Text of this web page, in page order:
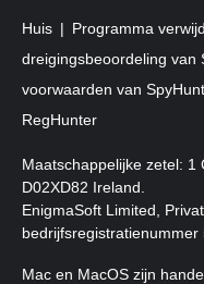
Huis Programma
dreigingsbeoordeling van
voorwaarden van
RegHunter
Maatschappelijke zetel: 1
D02XD82 Ireland.
EnigmaSoft Limited,
bedrijfsregistratienummer
Mac en MacOS zijn